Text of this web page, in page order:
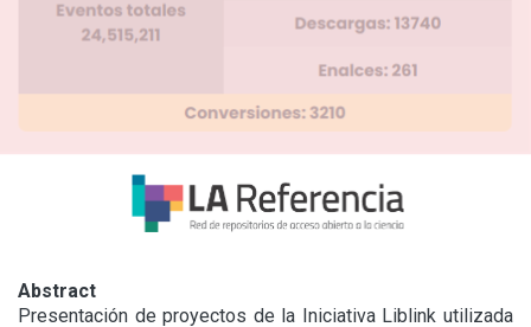
Abstract
Presentación de proyectos de la Iniciativa Liblink utilizada